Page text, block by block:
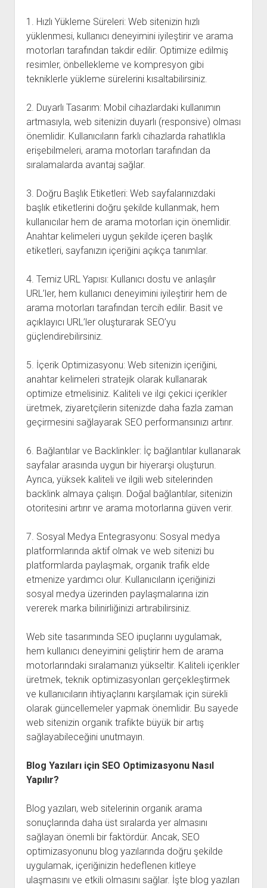
1. Hızlı Yükleme Süreleri: Web sitenizin hızlı
yüklenmesi, kullanıcı deneyimini iyileştirir ve arama
motorları tarafından takdir edilir. Optimize edilmiş
resimler, önbellekleme ve kompresyon gibi
tekniklerle yükleme sürelerini kısaltabilirsiniz.
2. Duyarlı Tasarım: Mobil cihazlardaki kullanımın
artmasıyla, web sitenizin duyarlı (responsive) olması
önemlidir. Kullanıcıların farklı cihazlarda rahatlıkla
erişebilmeleri, arama motorları tarafından da
sıralamalarda avantaj sağlar.
3. Doğru Başlık Etiketleri: Web sayfalarınızdaki
başlık etiketlerini doğru şekilde kullanmak, hem
kullanıcılar hem de arama motorları için önemlidir.
Anahtar kelimeleri uygun şekilde içeren başlık
etiketleri, sayfanızın içeriğini açıkça tanımlar.
4. Temiz URL Yapısı: Kullanıcı dostu ve anlaşılır
URL’ler, hem kullanıcı deneyimini iyileştirir hem de
arama motorları tarafından tercih edilir. Basit ve
açıklayıcı URL’ler oluşturarak SEO’yu
güçlendirebilirsiniz.
5. İçerik Optimizasyonu: Web sitenizin içeriğini,
anahtar kelimeleri stratejik olarak kullanarak
optimize etmelisiniz. Kaliteli ve ilgi çekici içerikler
üretmek, ziyaretçilerin sitenizde daha fazla zaman
geçirmesini sağlayarak SEO performansınızı artırır.
6. Bağlantılar ve Backlinkler: İç bağlantılar kullanarak
sayfalar arasında uygun bir hiyerarşi oluşturun.
Ayrıca, yüksek kaliteli ve ilgili web sitelerinden
backlink almaya çalışın. Doğal bağlantılar, sitenizin
otoritesini artırır ve arama motorlarına güven verir.
7. Sosyal Medya Entegrasyonu: Sosyal medya
platformlarında aktif olmak ve web sitenizi bu
platformlarda paylaşmak, organik trafik elde
etmenize yardımcı olur. Kullanıcıların içeriğinizi
sosyal medya üzerinden paylaşmalarına izin
vererek marka bilinirliğinizi artırabilirsiniz.
Web site tasarımında SEO ipuçlarını uygulamak,
hem kullanıcı deneyimini geliştirir hem de arama
motorlarındaki sıralamanızı yükseltir. Kaliteli içerikler
üretmek, teknik optimizasyonları gerçekleştirmek
ve kullanıcıların ihtiyaçlarını karşılamak için sürekli
olarak güncellemeler yapmak önemlidir. Bu sayede
web sitenizin organik trafikte büyük bir artış
sağlayabileceğini unutmayın.
Blog Yazıları için SEO Optimizasyonu Nasıl
Yapılır?
Blog yazıları, web sitelerinin organik arama
sonuçlarında daha üst sıralarda yer almasını
sağlayan önemli bir faktördür. Ancak, SEO
optimizasyonunu blog yazılarında doğru şekilde
uygulamak, içeriğinizin hedeflenen kitleye
ulaşmasını ve etkili olmasını sağlar. İşte blog yazıları